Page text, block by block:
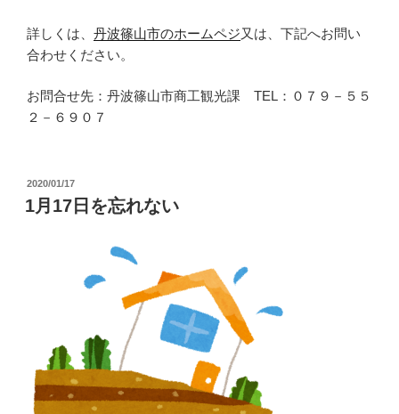
詳しくは、 丹波篠山市のホームペジ又は、下記へお問い
合わせください。
お問合せ先：丹波篠山市商工観光課 TEL：０７９－５５
２－６９０７
投
稿
日:
2020/01/17
1月17日を忘れない